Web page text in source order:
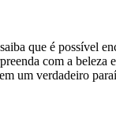
que é possível
com a beleza
um verdadeiro